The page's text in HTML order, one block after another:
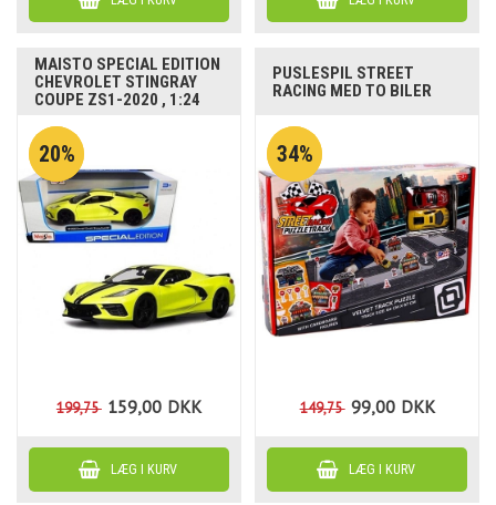
MAISTO SPECIAL EDITION
CHEVROLET STINGRAY
COUPE ZS1-2020 , 1:24
20%
199,75 159,00 DKK
PUSLESPIL STREET
RACING MED TO BILER
34%
149,75 99,00 DKK